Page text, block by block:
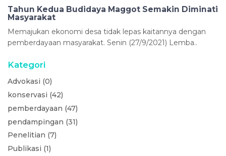
Tahun Kedua Budidaya Maggot Semakin Diminati
Masyarakat
Memajukan ekonomi desa tidak lepas kaitannya dengan
pemberdayaan masyarakat. Senin (27/9/2021) Lemba..
Kategori
Advokasi (0)
konservasi (42)
pemberdayaan (47)
pendampingan (31)
Penelitian (7)
Publikasi (1)